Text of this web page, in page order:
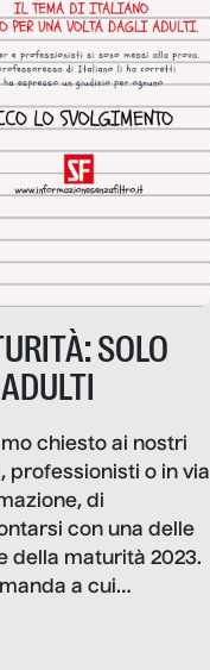
SOLO
chiesto ai nostri
professionisti o in via
di
con una delle
della maturità 2023.
a cui